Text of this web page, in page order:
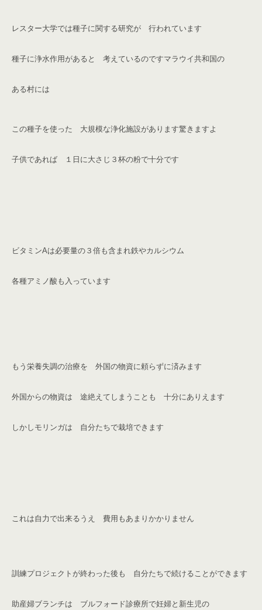
レスター大学では種子に関する研究が 行われています
種子に浄水作用があると 考えているのですマラウイ共和国の
ある村には
この種子を使った 大規模な浄化施設があります驚きますよ
子供であれば １日に大さじ３杯の粉で十分です
ビタミンAは必要量の３倍も含まれ鉄やカルシウム
各種アミノ酸も入っています
もう栄養失調の治療を 外国の物資に頼らずに済みます
外国からの物資は 途絶えてしまうことも 十分にありえます
しかしモリンガは 自分たちで栽培できます
これは自力で出来るうえ 費用もあまりかかりません
訓練プロジェクトが終わった後も 自分たちで続けることができます
助産婦ブランチは ブルフォード診療所で妊婦と新生児の